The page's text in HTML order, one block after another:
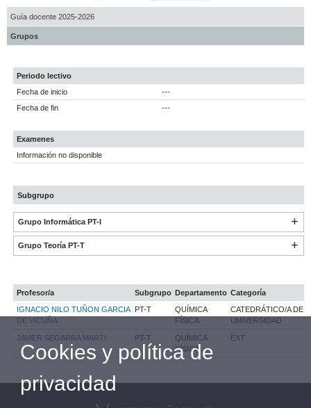
Guía docente 2025-2026
Grupos
Periodo lectivo
Fecha de inicio
---
Fecha de fin
---
Examenes
Información no disponible
Subgrupo
Grupo Informática PT-I
Grupo Teoría PT-T
Profesor/a Subgrupo Departamento Categoría
IGNACIO NILO TUÑON GARCIA
DE VICUÑA
PT-T
QUÍMICA
FÍSICA
CATEDRÁTICO/A DE
UNIVERSIDAD
JAVIER SEGARRA MARTI PT-T
QUÍMICA
FÍSICA
EXT
Cookies y política de
privacidad